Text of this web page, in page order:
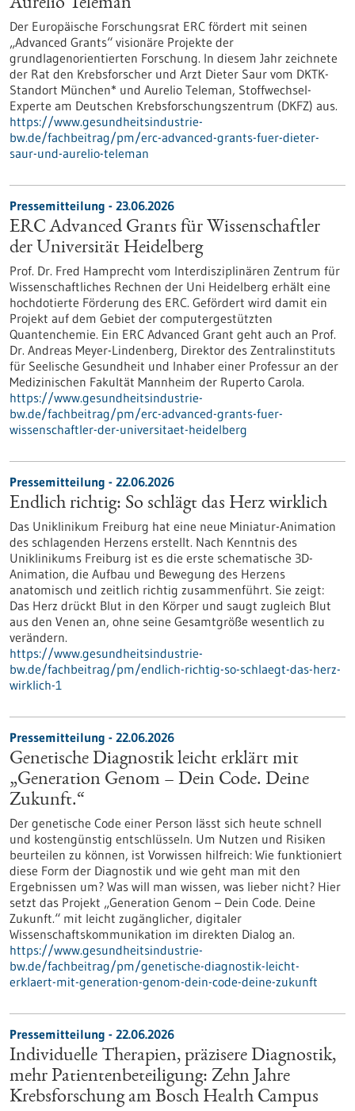
Aurelio Teleman
Der Europäische Forschungsrat ERC fördert mit seinen
„Advanced Grants“ visionäre Projekte der
grundlagenorientierten Forschung. In diesem Jahr zeichnete
der Rat den Krebsforscher und Arzt Dieter Saur vom DKTK-
Standort München* und Aurelio Teleman, Stoffwechsel-
Experte am Deutschen Krebsforschungszentrum (DKFZ) aus.
https://www.gesundheitsindustrie-
bw.de/fachbeitrag/pm/erc-advanced-grants-fuer-dieter-
saur-und-aurelio-teleman
Pressemitteilung - 23.06.2026
ERC Advanced Grants für Wissenschaftler
der Universität Heidelberg
Prof. Dr. Fred Hamprecht vom Interdisziplinären Zentrum für
Wissenschaftliches Rechnen der Uni Heidelberg erhält eine
hochdotierte Förderung des ERC. Gefördert wird damit ein
Projekt auf dem Gebiet der computergestützten
Quantenchemie. Ein ERC Advanced Grant geht auch an Prof.
Dr. Andreas Meyer-Lindenberg, Direktor des Zentralinstituts
für Seelische Gesundheit und Inhaber einer Professur an der
Medizinischen Fakultät Mannheim der Ruperto Carola.
https://www.gesundheitsindustrie-
bw.de/fachbeitrag/pm/erc-advanced-grants-fuer-
wissenschaftler-der-universitaet-heidelberg
Pressemitteilung - 22.06.2026
Endlich richtig: So schlägt das Herz wirklich
Das Uniklinikum Freiburg hat eine neue Miniatur-Animation
des schlagenden Herzens erstellt. Nach Kenntnis des
Uniklinikums Freiburg ist es die erste schematische 3D-
Animation, die Aufbau und Bewegung des Herzens
anatomisch und zeitlich richtig zusammenführt. Sie zeigt:
Das Herz drückt Blut in den Körper und saugt zugleich Blut
aus den Venen an, ohne seine Gesamtgröße wesentlich zu
verändern.
https://www.gesundheitsindustrie-
bw.de/fachbeitrag/pm/endlich-richtig-so-schlaegt-das-herz-
wirklich-1
Pressemitteilung - 22.06.2026
Genetische Diagnostik leicht erklärt mit
„Generation Genom – Dein Code. Deine
Zukunft.“
Der genetische Code einer Person lässt sich heute schnell
und kostengünstig entschlüsseln. Um Nutzen und Risiken
beurteilen zu können, ist Vorwissen hilfreich: Wie funktioniert
diese Form der Diagnostik und wie geht man mit den
Ergebnissen um? Was will man wissen, was lieber nicht? Hier
setzt das Projekt „Generation Genom – Dein Code. Deine
Zukunft.“ mit leicht zugänglicher, digitaler
Wissenschaftskommunikation im direkten Dialog an.
https://www.gesundheitsindustrie-
bw.de/fachbeitrag/pm/genetische-diagnostik-leicht-
erklaert-mit-generation-genom-dein-code-deine-zukunft
Pressemitteilung - 22.06.2026
Individuelle Therapien, präzisere Diagnostik,
mehr Patientenbeteiligung: Zehn Jahre
Krebsforschung am Bosch Health Campus